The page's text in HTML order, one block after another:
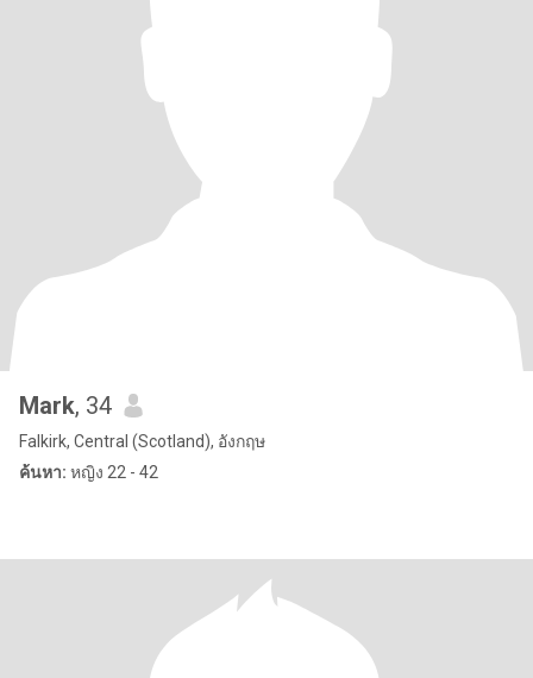
Mark, 34
Falkirk, Central (Scotland), อังกฤษ
ค้นหา: หญิง 22 - 42